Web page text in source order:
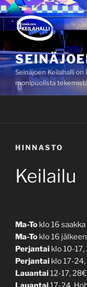
Siirry
sisältöön
Seinäjoen Keilahalli
monipuolista
HINNASTO
Keilailu
Ma-To klo 16
Ma-To klo 16
Perjantai klo 10-
Perjantai klo 17-
Lauantai12-17,